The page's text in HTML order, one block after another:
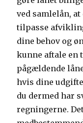
ved samlelån,
tilpasse
dine behov og
kunne aftale en
pågældende
hvis dine
du dermed har
regningerne.